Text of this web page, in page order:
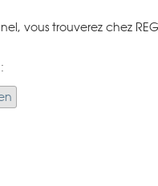
vous trouverez chez